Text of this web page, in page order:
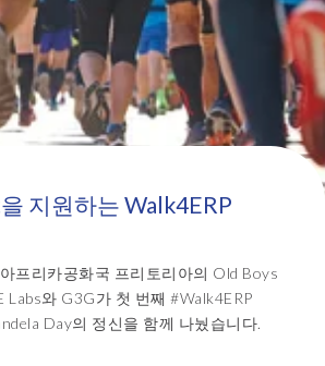
지원하는 Walk4ERP
프리카공화국 프리토리아의 Old Boys
Labs와 G3G가 첫 번째 #Walk4ERP
Day의 정신을 함께 나눴습니다.